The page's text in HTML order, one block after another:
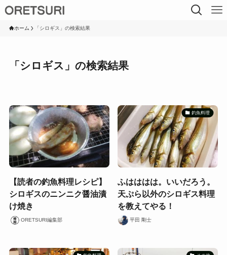
ホーム 「シロギス」の検索結果
「シロギス」の検索結果
【読者の釣魚料理レシピ】
シロギスのニンニク醤油漬
け焼き
ORETSURI編集部
釣魚料理
ふはははは。いいだろう。
天ぷら以外のシロギス料理
を教えてやる！
平田 剛士